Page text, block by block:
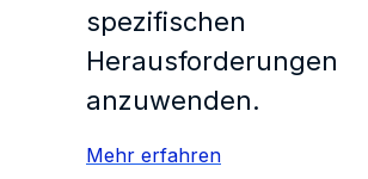
spezifischen
Herausforderungen
anzuwenden.
Mehr erfahren